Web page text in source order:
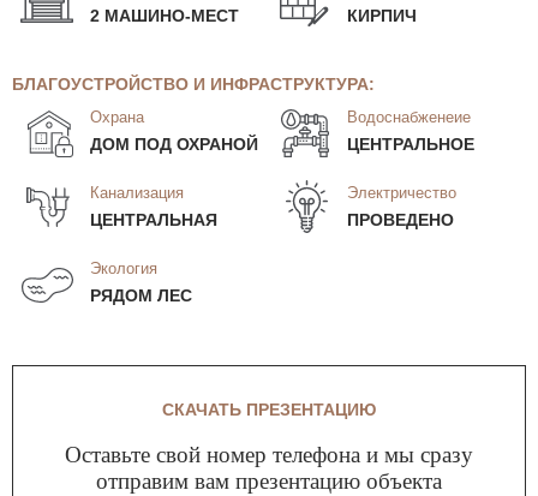
2 МАШИНО-МЕСТ КИРПИЧ
БЛАГОУСТРОЙСТВО И ИНФРАСТРУКТУРА:
Охрана
ДОМ ПОД ОХРАНОЙ
Водоснабженеие
ЦЕНТРАЛЬНОЕ
Канализация
ЦЕНТРАЛЬНАЯ
Электричество
ПРОВЕДЕНО
Экология
РЯДОМ ЛЕС
СКАЧАТЬ ПРЕЗЕНТАЦИЮ
Оставьте свой номер телефона и мы сразу
отправим вам презентацию объекта